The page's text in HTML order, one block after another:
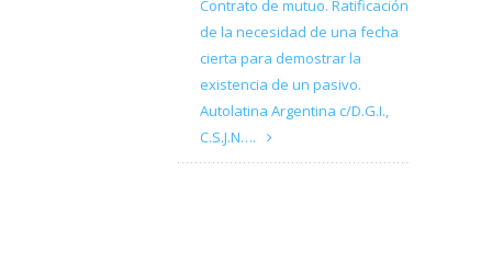
Contrato de mutuo. Ratificación
de la necesidad de una fecha
cierta para demostrar la
existencia de un pasivo.
Autolatina Argentina c/D.G.I.,
C.S.J.N….